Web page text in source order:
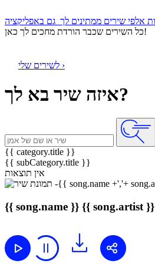
כל השירים שכבר הורדת מחכים לך כאן!
לשירים שלי ›
איזה שיר בא לך?
{{ category.title }}
{{ subCategory.title }}
אין תוצאות
{{ song.name }} {{ song.artist }}